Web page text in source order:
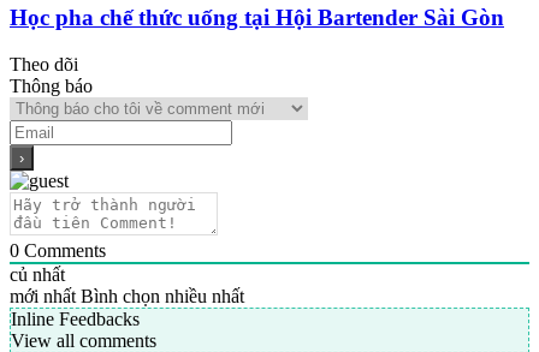
Học pha chế thức uống tại Hội Bartender Sài Gòn
Theo dõi
Thông báo
0 Comments
củ nhất
mới nhất Bình chọn nhiều nhất
Inline Feedbacks
View all comments